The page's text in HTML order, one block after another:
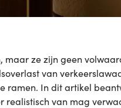
ze zijn geen
van
In dit artikel
realistisch van mag